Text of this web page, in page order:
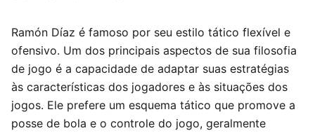
Ramón Díaz é famoso por seu estilo tático flexível e
ofensivo. Um dos principais aspectos de sua filosofia
de jogo é a capacidade de adaptar suas estratégias
às características dos jogadores e às situações dos
jogos. Ele prefere um esquema tático que promove a
posse de bola e o controle do jogo, geralmente